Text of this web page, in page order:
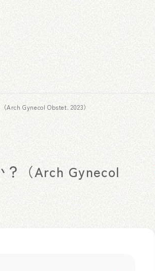
Arch Gynecol Obstet. 2023）
？（Arch Gynecol